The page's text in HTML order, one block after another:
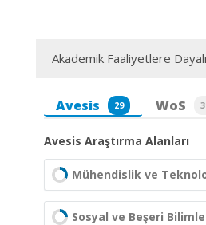
Akademik Faaliyetlere
Avesis 29 WoS
Avesis Araştırma Alanları
Mühendislik ve
Sosyal ve Beşeri